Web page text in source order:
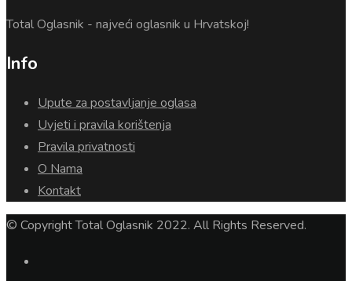
Total Oglasnik - najveći oglasnik u Hrvatskoj!
Info
Upute za postavljanje oglasa
Uvjeti i pravila korištenja
Pravila privatnosti
O Nama
Kontakt
© Copyright Total Oglasnik 2022. All Rights Reserved.